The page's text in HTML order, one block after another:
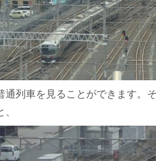
通列車を見ることができます。